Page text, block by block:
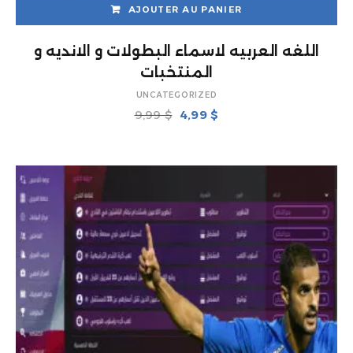
AJOUTER AU PANIER
اللغه العربيه لاسماء البطولات و الانديه و
المنتخبات
UNCATEGORIZED
9,99$ Le
était :
4,99$
est :